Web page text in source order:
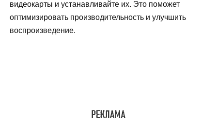
видеокарты и устанавливайте их. Это поможет
оптимизировать производительность и улучшить
воспроизведение.